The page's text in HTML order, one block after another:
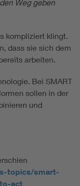
Weg geben
kompliziert klingt.
dass sie sich dem
arbeiten.
Bei SMART
sollen in der
und
topics/smart-
act